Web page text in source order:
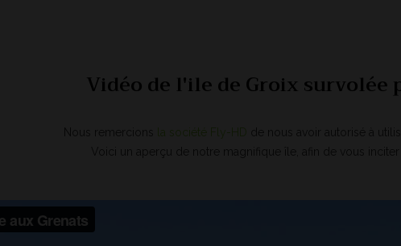
Vidéo de l'ile de Groix survolée
la société Fly-HD